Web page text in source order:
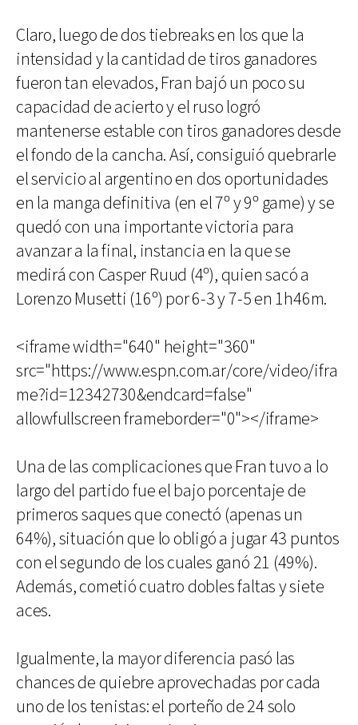
Claro, luego de dos tiebreaks en los que la
intensidad y la cantidad de tiros ganadores
fueron tan elevados, Fran bajó un poco su
capacidad de acierto y el ruso logró
mantenerse estable con tiros ganadores desde
el fondo de la cancha. Así, consiguió quebrarle
el servicio al argentino en dos oportunidades
en la manga definitiva (en el 7º y 9º game) y se
quedó con una importante victoria para
avanzar a la final, instancia en la que se
medirá con Casper Ruud (4º), quien sacó a
Lorenzo Musetti (16º) por 6-3 y 7-5 en 1h46m.
<iframe width="640" height="360"
src="https://www.espn.com.ar/core/video/ifra
me?id=12342730&endcard=false"
allowfullscreen frameborder="0"></iframe>
Una de las complicaciones que Fran tuvo a lo
largo del partido fue el bajo porcentaje de
primeros saques que conectó (apenas un
64%), situación que lo obligó a jugar 43 puntos
con el segundo de los cuales ganó 21 (49%).
Además, cometió cuatro dobles faltas y siete
aces.
Igualmente, la mayor diferencia pasó las
chances de quiebre aprovechadas por cada
uno de los tenistas: el porteño de 24 solo